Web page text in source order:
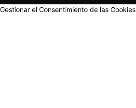
Gestionar el Consentimiento de las Cookies